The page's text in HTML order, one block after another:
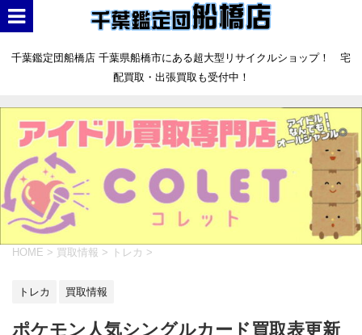
千葉鑑定団船橋店 千葉県船橋市にある超大型リサイクルショップ！ 宅
配買取・出張買取も受付中！
HOME > 買取情報 > トレカ >
トレカ 買取情報
ポケモン人気シングルカード買取表更新